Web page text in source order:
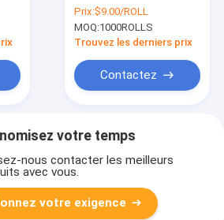
avec une bonne
souplesse
Prix:$9.00/ROLL
MOQ:1000ROLLS
Trouvez les derniers prix
Contactez
votre temps
nous contacter les meilleurs
avec vous.
votre exigence